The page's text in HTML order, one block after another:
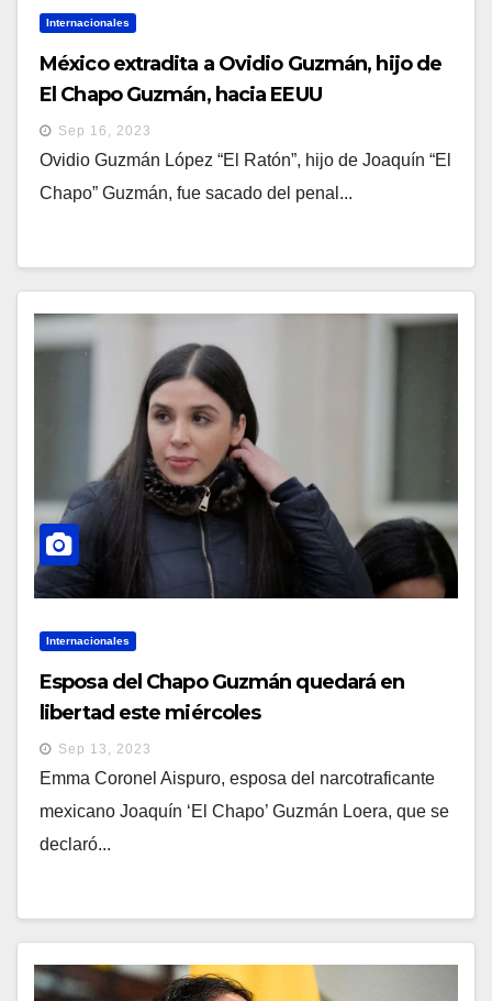
Internacionales
México extradita a Ovidio Guzmán, hijo de
El Chapo Guzmán, hacia EEUU
Sep 16, 2023
Ovidio Guzmán López “El Ratón”, hijo de Joaquín “El
Chapo” Guzmán, fue sacado del penal...
Internacionales
Esposa del Chapo Guzmán quedará en
libertad este miércoles
Sep 13, 2023
Emma Coronel Aispuro, esposa del narcotraficante
mexicano Joaquín ‘El Chapo’ Guzmán Loera, que se
declaró...